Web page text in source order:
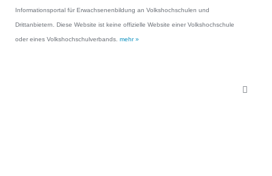
Informationsportal für Erwachsenenbildung an Volkshochschulen und
Drittanbietern. Diese Website ist keine offizielle Website einer Volkshochschule
oder eines Volkshochschulverbands. mehr »